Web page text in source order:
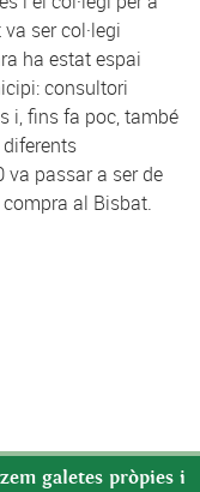
ser col·legi
ha estat espai
consultori
i, fins fa poc, també
passar a ser de
al Bisbat.
galetes pròpies i